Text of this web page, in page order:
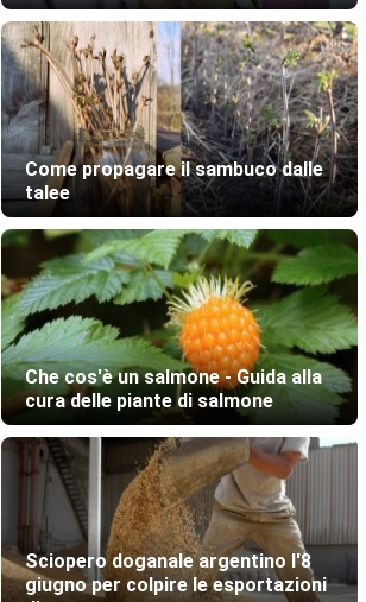
Come propagare il sambuco dalle
talee
Che cos'è un salmone - Guida alla
cura delle piante di salmone
Sciopero doganale argentino l'8
giugno per colpire le esportazioni